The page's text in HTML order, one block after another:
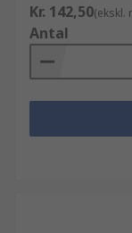
Kr. 142,50(ekskl.
Antal